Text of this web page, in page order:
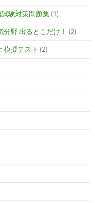
験対策問題集 (1)
野 出るとこだけ！ (2)
模擬テスト (2)